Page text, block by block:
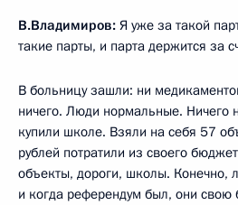
В.Владимиров: Я уже за такой
такие парты, и парта держится за
В больницу зашли: ни
ничего. Люди нормальные. Ничего
купили школе. Взяли на себя 57
рублей потратили из своего
объекты, дороги, школы. Конечно,
и когда референдум был, они свою